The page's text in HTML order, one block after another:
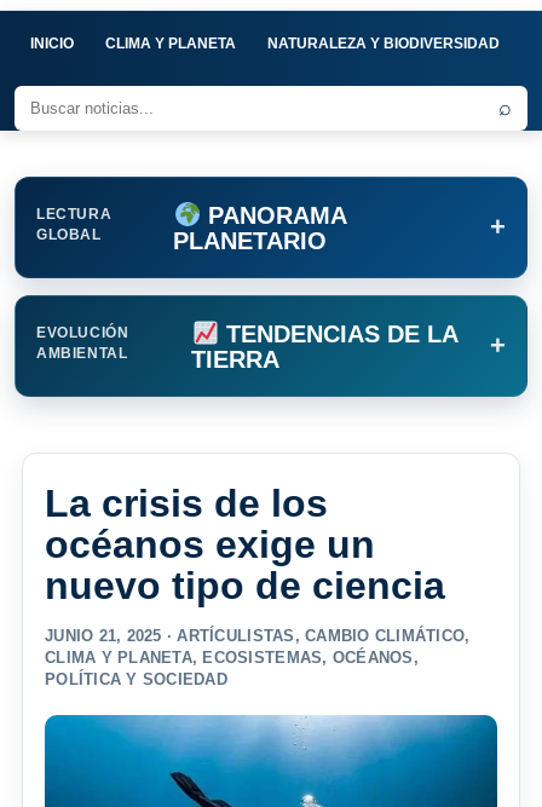
INICIO CLIMA Y PLANETA NATURALEZA Y BIODIVERSIDAD
⌕
LECTURA
GLOBAL
PANORAMA
PLANETARIO
+
EVOLUCIÓN
AMBIENTAL
TENDENCIAS DE LA
TIERRA
+
La crisis de los
océanos exige un
nuevo tipo de ciencia
JUNIO 21, 2025 ·ARTÍCULISTAS ,CAMBIO CLIMÁTICO,
CLIMA Y PLANETA, ECOSISTEMAS, OCÉANOS ,
POLÍTICA Y SOCIEDAD